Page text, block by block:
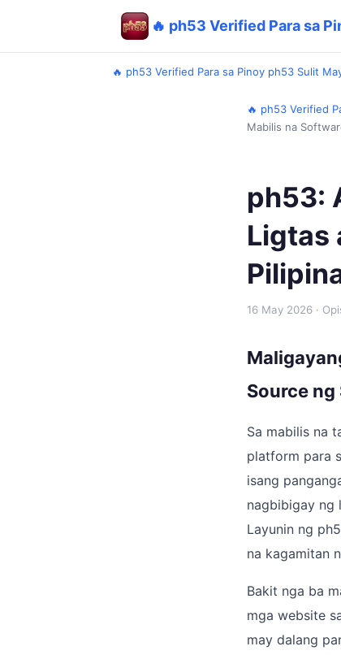
🔥 ph53 Verified Para sa
🔥 ph53 Verified Para sa Pinoy ph53 Sulit
🔥 ph53 Verified
Mabilis na
ph53:
Ligtas
16 May 2026 ·
Source
Sa mabilis na
platform para
isang
nagbibigay ng
Layunin ng
na kagamitan
Bakit nga ba
mga website
may dalang